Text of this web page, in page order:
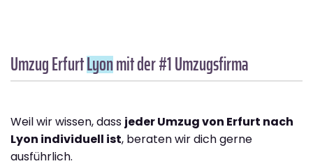
Umzug ErfurtLyonmit der #1 Umzugsfirma
Weil wir wissen, dass jeder Umzug von Erfurt nach
Lyon individuell ist, beraten wir dich gerne
ausführlich.